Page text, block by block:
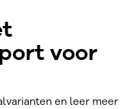
voor
en leer meer